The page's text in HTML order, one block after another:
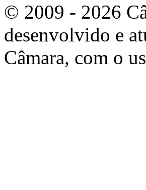
© 2009 - 2026
desenvolvido e
Câmara, com o